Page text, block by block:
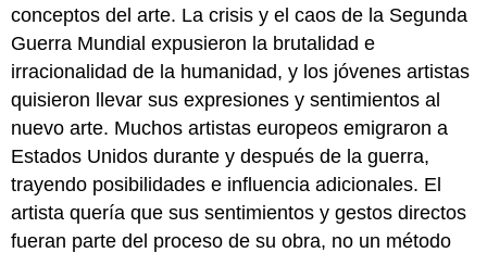
Franz
Frankenthaler
Robert
Motherwell
Grace
Hartigan
conceptos del arte. La crisis y el caos de la Segunda
Guerra Mundial expusieron la brutalidad e
irracionalidad de la humanidad, y los jóvenes artistas
quisieron llevar sus expresiones y sentimientos al
nuevo arte. Muchos artistas europeos emigraron a
Estados Unidos durante y después de la guerra,
trayendo posibilidades e influencia adicionales. El
artista quería que sus sentimientos y gestos directos
fueran parte del proceso de su obra, no un método